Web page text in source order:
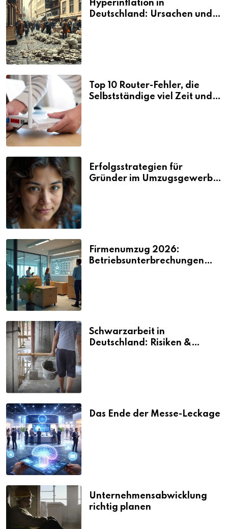
Hyperinflation in
Deutschland: Ursachen und
Top 10 Router-Fehler, die
Selbstständige viel Zeit und
Erfolgsstrategien für
Gründer im Umzugsgewerbe
Firmenumzug 2026:
Betriebsunterbrechungen
Schwarzarbeit in
Deutschland: Risiken &
Das Ende der Messe-Leckage
Unternehmensabwicklung
richtig planen